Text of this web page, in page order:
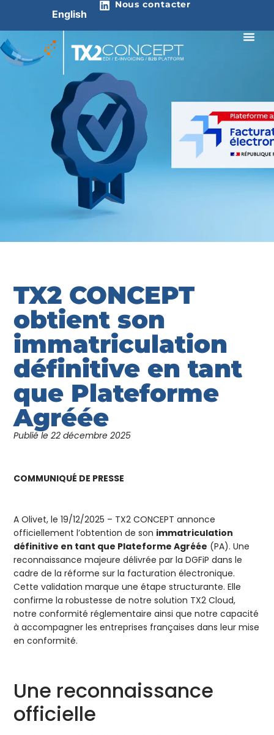
English
Nous contacter
TX2 CONCEPT
obtient son
immatriculation
définitive en tant
que Plateforme
Agréée
Publié le 22 décembre 2025
COMMUNIQUÉ DE PRESSE
A Olivet, le 19/12/2025 – TX2 CONCEPT annonce
officiellement l’obtention de son immatriculation
définitive en tant que Plateforme Agréée (PA). Une
reconnaissance majeure délivrée par la DGFiP dans le
cadre de la réforme sur la facturation électronique.
Cette validation marque une étape structurante. Elle
confirme la robustesse de notre solution TX2 Cloud,
notre conformité réglementaire ainsi que notre capacité
à accompagner les entreprises françaises dans leur mise
en conformité.
Une reconnaissance
officielle